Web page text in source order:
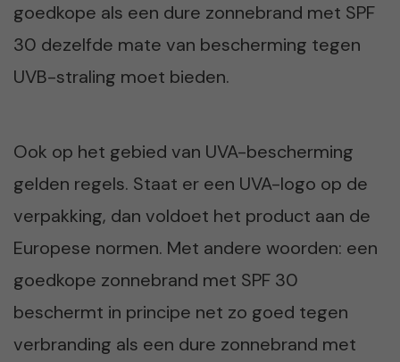
goedkope als een dure zonnebrand met SPF
30 dezelfde mate van bescherming tegen
UVB-straling moet bieden.
Ook op het gebied van UVA-bescherming
gelden regels. Staat er een UVA-logo op de
verpakking, dan voldoet het product aan de
Europese normen. Met andere woorden: een
goedkope zonnebrand met SPF 30
beschermt in principe net zo goed tegen
verbranding als een dure zonnebrand met